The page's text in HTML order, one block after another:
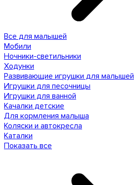
Все для малышей
Мобили
Ночники-светильники
Ходунки
Развивающие игрушки для малышей
Игрушки для песочницы
Игрушки для ванной
Качалки детские
Для кормления малыша
Коляски и автокресла
Каталки
Показать все